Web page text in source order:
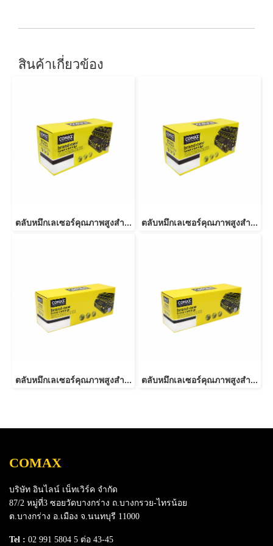
สินค้าเกี่ยวข้อง
ตลับหมึกเลเซอร์คุณภาพสูงสำหรับ SAMSUNG รุ่น MLT-D116L NEW ตลับหมึกเลเซอร์คุณภาพสูงสำหรับ SAMSUNG รุ่น MLT-D103L
ตลับหมึกเลเซอร์คุณภาพสูงสำหรับ SAMSUNG รุ่น MLT-D101S ตลับหมึกเลเซอร์คุณภาพสูงสำหรับ SAMSUNG รุ่น MLT-D103S
COMAX
บริษัท อินไลน์ เน็ทเวิร์ค จำกัด
87/2 หมู่ที่3 ซอยวัดบางกร่าง ถ.บางกรวย-ไทรน้อย
ต.บางกร่าง อ.เมือง จ.นนทบุรี 11000
Tel : 02 991 5804 5 ต่อ 43-45